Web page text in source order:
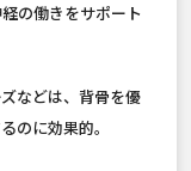
の働きをサポート
などは、背骨を優
のに効果的。